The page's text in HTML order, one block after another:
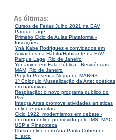
As últimas:
Cursos de Férias Julho 2021 na EAV
Parque Lage
Primeiro Ciclo de Aulas Plataforma -
Inscrições
Yná Kabe Rodríguez e convidados em
Ativações na Hábito/Habitante na EAV
Parque Lage, Rio de Janeiro
Yonamine em Fala Pública - Residências
MAM, Rio de Janeiro
Projeto Presença Negra no MARGS
1º Colóquio Musealização da Arte: poéticas
em narrativas
Respiração: o novo programa público do
Pivô
Integra Artes promove atividades artísticas
online e gratuitas
Ciclo 1922: modernismos em debate -
encontro online promovido pelo IMS, MAC-
USP e Pinacoteca
Curso online com Ana Paula Cohen no
b_arco